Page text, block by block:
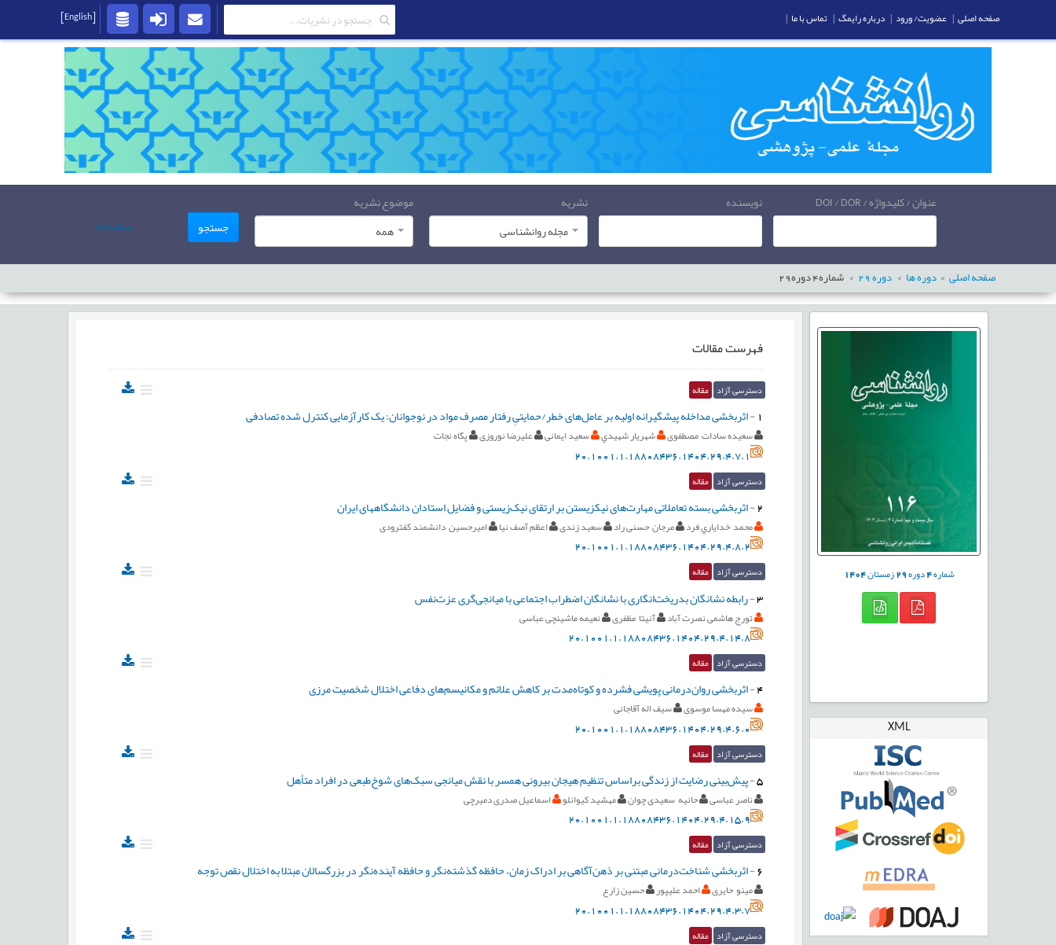
عنوان / کلیدواژه / DOI / DOR نویسنده
نشریه
مجله روانشناسی
موضوع نشریه
همه
جستجو پیشرفته
صفحه اصلی دوره ها دوره شماره4دوره29
شماره4دوره29زمستان1404
XML
فهرست مقالات
دسترسی آزاد مقاله
1
-اثربخشی مداخله پیشگیرانه اولیه بر عامل‌های خطر/حمایتیِ رفتار مصرف مواد در نوجوانان: یک کارآزمایی کنترل شده تصادفی
سعیده سادات مصطفوی شهريار شهيدي سعید ایمانی علیرضا نوروزی پگاه نجات
20.1001.1.18808436.1404.29.4.7.1
دسترسی آزاد مقاله
2
-اثربخشی بسته تعاملاتی مهارت‌های نیک‏زیستن بر ارتقای نیک‌زیستی و فضایل استادان دانشگاه‏های ایران
محمد خداياري فرد مرجان حسنی راد سعید زندی اعظم آصف نیا امیرحسین دانشمند کفترودی
20.1001.1.18808436.1404.29.4.8.2
دسترسی آزاد مقاله
3
-رابطه نشانگان بدریخت‌انگاری با نشانگان اضطراب اجتماعی با میانجی‌گری عزت‌نفس
تورج هاشمی نصرت آباد آنیتا مظفری نعیمه ماشینچی عباسی
20.1001.1.18808436.1404.29.4.14.8
دسترسی آزاد مقاله
4
-اثربخشی روان‌درمانی پویشی فشرده و کوتاه‌‌مدت بر کاهش علائم و مکانیسم‌های دفاعی اختلال شخصیت مرزی
سیده مهسا موسوی سیف اله آقاجانی
20.1001.1.18808436.1404.29.4.6.0
دسترسی آزاد مقاله
5
-پیش‌‌بینی رضایت از زندگی براساس تنظیم هیجان بیرونی همسر با نقش میانجی سبک‌‌های شوخ‌‌طبعی در افراد متأهل
ناصر عباسی حانیه سعیدی چوان مهشید کیوانلو اسماعیل صدری دمیرچی
20.1001.1.18808436.1404.29.4.15.9
دسترسی آزاد مقاله
6
-اثربخشی شناخت‌درمانی مبتنی بر ذهن‌آگاهی بر ادراک زمان، حافظه گذشته‌نگر و حافظه آینده‌نگر در بزرگسالان مبتلا به اختلال نقص توجه
مینو حایری احمد علیپور حسین زارع
20.1001.1.18808436.1404.29.4.3.7
دسترسی آزاد مقاله
صفحه اصلی | عضویت/ ورود | درباره رایمگ | تماس با ما |
[English]